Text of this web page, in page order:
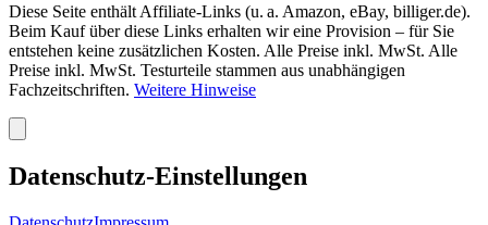
Diese Seite enthält Affiliate-Links (u. a. Amazon, eBay, billiger.de).
Beim Kauf über diese Links erhalten wir eine Provision – für Sie
entstehen keine zusätzlichen Kosten. Alle Preise inkl. MwSt. Alle
Preise inkl. MwSt. Testurteile stammen aus unabhängigen
Fachzeitschriften. Weitere Hinweise
Datenschutz-Einstellungen